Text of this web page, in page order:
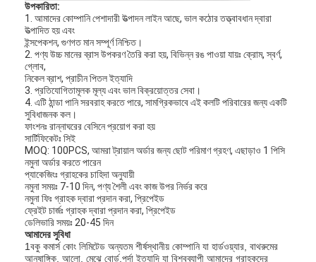
উপকারিতা:
1. আমাদের কোম্পানি পেশাদারী উত্পাদন লাইন আছে, ভাল কঠোর তত্ত্বাবধান দ্বারা
উত্পাদিত হয় এবং
ইন্সপেকশন, গুণগত মান সম্পূর্ণ নিশ্চিত।
2. পণ্য উচ্চ মানের ব্রাস উপকরণ তৈরি করা হয়, বিভিন্ন রঙ পাওয়া যায়ঃ ক্রোম, স্বর্ণ,
গ্লোব,
নিকেল ব্রাশ, প্রাচীন পিতল ইত্যাদি
3. প্রতিযোগিতামূলক মূল্য এবং ভাল বিক্রয়োত্তর সেবা।
4. এটি ঠান্ডা পানি সরবরাহ করতে পারে, সামগ্রিকভাবে এই কলটি পরিবারের জন্য একটি
সুবিধাজনক কল।
ফাংশনঃ রান্নাঘরের বেসিনে প্রয়োগ করা হয়
সার্টিফিকেটঃ সিই
MOQ: 100PCS, আমরা ট্রায়াল অর্ডার জন্য ছোট পরিমাণ গ্রহণ, এছাড়াও 1 পিসি
নমুনা অর্ডার করতে পারেন
প্যাকেজিংঃ গ্রাহকের চাহিদা অনুযায়ী
নমুনা সময়ঃ 7-10 দিন, পণ্য শৈলী এবং কাজ উপর নির্ভর করে
নমুনা ফিঃ গ্রাহক দ্বারা প্রদান করা, প্রিপেইড
ফ্রেইট চার্জঃ গ্রাহক দ্বারা প্রদান করা, প্রিপেইড
ডেলিভারি সময়ঃ 20-45 দিন
আমাদের সুবিধা
1বকু কমার্স কোং লিমিটেড অন্যতম শীর্ষস্থানীয় কোম্পানি যা হার্ডওয়্যার, বাথরুমের
আনুষাঙ্গিক, আলো, মেঝে বোর্ড,পর্দা ইত্যাদি যা বিশ্বব্যাপী আমাদের গ্রাহকদের